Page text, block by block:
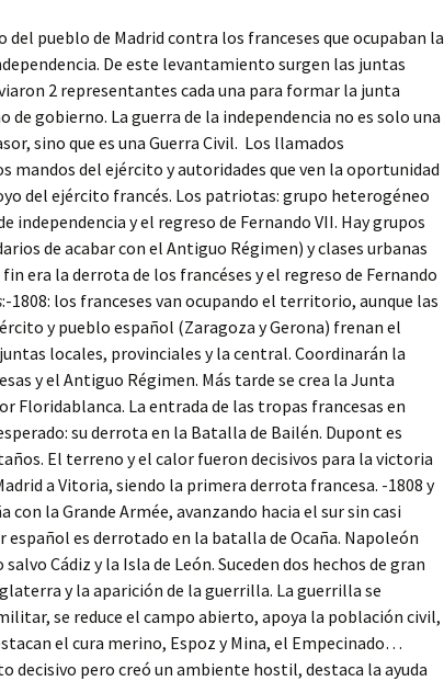
del pueblo de Madrid contra los franceses que ocupaban la
De este levantamiento surgen las juntas
2 representantes cada una para formar la junta
gobierno. La guerra de la independencia no es solo una
sino que es una Guerra Civil. Los llamados
mandos del ejército y autoridades que ven la oportunidad
del ejército francés. Los patriotas: grupo heterogéneo
independencia y el regreso de Fernando VII. Hay grupos
de acabar con el Antiguo Régimen) y clases urbanas
era la derrota de los francéses y el regreso de Fernando
:-1808: los franceses van ocupando el territorio, aunque las
y pueblo español (Zaragoza y Gerona) frenan el
locales, provinciales y la central. Coordinarán la
y el Antiguo Régimen. Más tarde se crea la Junta
Floridablanca. La entrada de las tropas francesas en
su derrota en la Batalla de Bailén. Dupont es
El terreno y el calor fueron decisivos para la victoria
a Vitoria, siendo la primera derrota francesa. -1808 y
con la Grande Armée, avanzando hacia el sur sin casi
es derrotado en la batalla de Ocaña. Napoleón
Cádiz y la Isla de León. Suceden dos hechos de gran
y la aparición de la guerrilla. La guerrilla se
se reduce el campo abierto, apoya la población civil,
el cura merino, Espoz y Mina, el Empecinado…
decisivo pero creó un ambiente hostil, destaca la ayuda